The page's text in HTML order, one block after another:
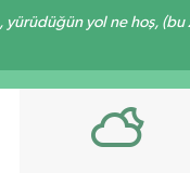
yürüdüğün yol ne hoş,